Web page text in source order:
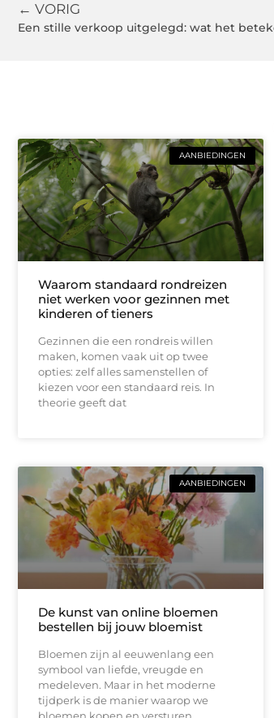
← VORIG
AANBIEDINGEN
Waarom standaard rondreizen
niet werken voor gezinnen met
kinderen of tieners
Gezinnen die een rondreis willen
maken, komen vaak uit op twee
opties: zelf alles samenstellen of
kiezen voor een standaard reis. In
theorie geeft dat
AANBIEDINGEN
De kunst van online bloemen
bestellen bij jouw bloemist
Bloemen zijn al eeuwenlang een
symbool van liefde, vreugde en
medeleven. Maar in het moderne
tijdperk is de manier waarop we